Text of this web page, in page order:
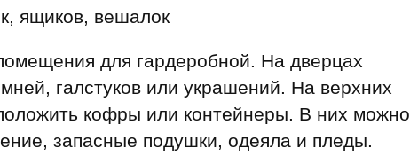
ящиков, вешалок
для гардеробной. На дверцах
галстуков или украшений. На верхних
кофры или контейнеры. В них можно
запасные подушки, одеяла и пледы.